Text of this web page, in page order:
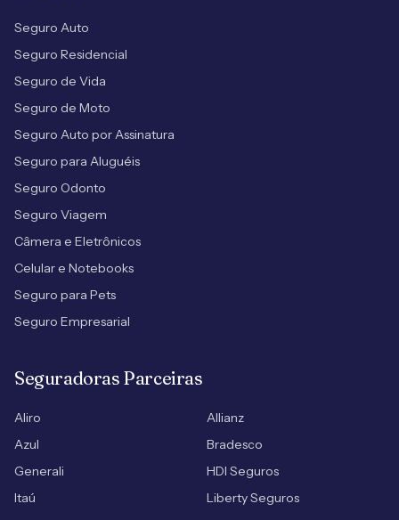
Seguro Auto
Seguro Residencial
Seguro de Vida
Seguro de Moto
Seguro Auto por Assinatura
Seguro para Aluguéis
Seguro Odonto
Seguro Viagem
Câmera e Eletrônicos
Celular e Notebooks
Seguro para Pets
Seguro Empresarial
Seguradoras Parceiras
Aliro
Allianz
Azul
Bradesco
Generali
HDI Seguros
Itaú
Liberty Seguros